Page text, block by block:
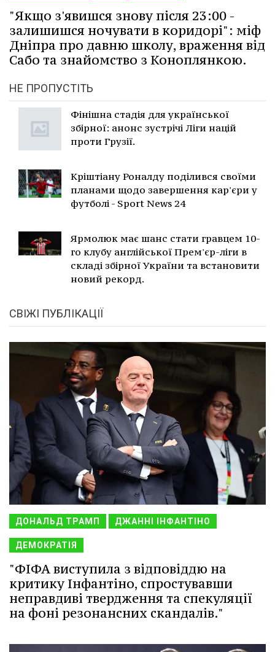
"Якщо з'явишся знову після 23:00 -
залишишся ночувати в коридорі": міф
Дніпра про давню школу, враження від
Сабо та знайомство з Коноплянкою.
НЕ ПРОПУСТІТЬ
Фінішна стадія для української
збірної: анонс зустрічі Ліги націй
проти Грузії.
Кріштіану Роналду поділився своїми
планами щодо завершення кар'єри у
футболі - Sport News 24
Ярмолюк має шанс стати гравцем 10-
го клубу англійської Прем'єр-ліги в
складі збірної України та встановити
новий рекорд.
СВІЖІ ПУБЛІКАЦІЇ
ДОНАЛЬД ТРАМП ДЖАННІ ІНФАНТІНО
ДЕМОКРАТІЯ
"ФІФА виступила з відповіддю на
критику Інфантіно, спростувавши
неправдиві твердження та спекуляції
на фоні резонансних скандалів."